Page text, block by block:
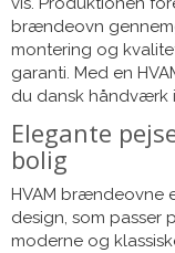
brændeovn
montering og
garanti. Med en
du dansk håndværk
Elegante
bolig
HVAM brændeovne
design, som passer
moderne og